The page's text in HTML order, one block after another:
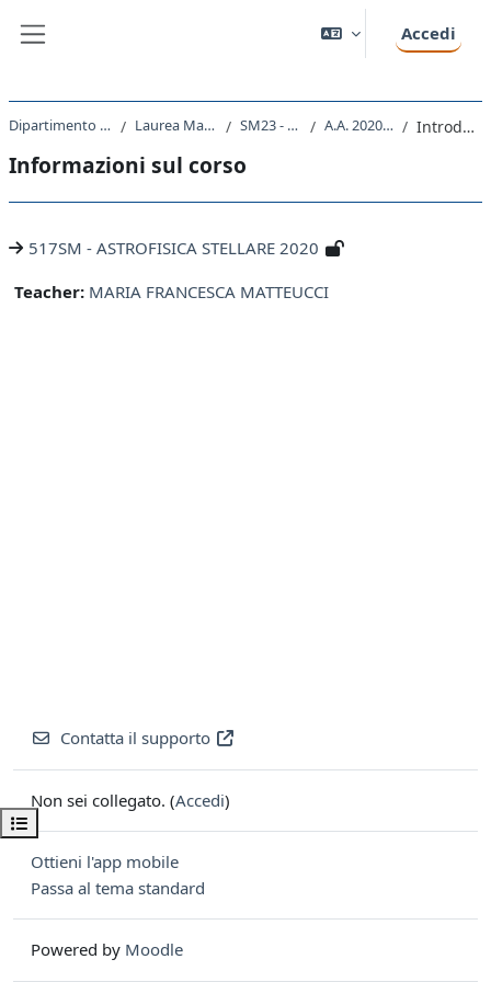
Accedi
Apri indice del corso
Dipartimento di Fisica Laurea Magistrale SM23 - FISICA A.A. 2020 - 2021 Introduzione
Informazioni sul corso
517SM - ASTROFISICA STELLARE 2020
Teacher: MARIA FRANCESCA MATTEUCCI
Contatta il supporto
Non sei collegato. (Accedi)
Ottieni l'app mobile
Passa al tema standard
Powered by Moodle